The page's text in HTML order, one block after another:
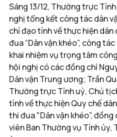
Sáng 13/12, Thường trực
nghị tổng kết công tác dân
chỉ đạo tỉnh về thực hiện
đua “Dân vận khéo”, công
khai nhiệm vụ trọng tâm
hội nghị có các đồng chí
Dân vận Trung ương; Trần
Thường trực Tỉnh uỷ, Chủ
tỉnh về thực hiện Quy chế
thi đua "Dân vận khéo”,
viên Ban Thường vụ Tỉnh ủy,